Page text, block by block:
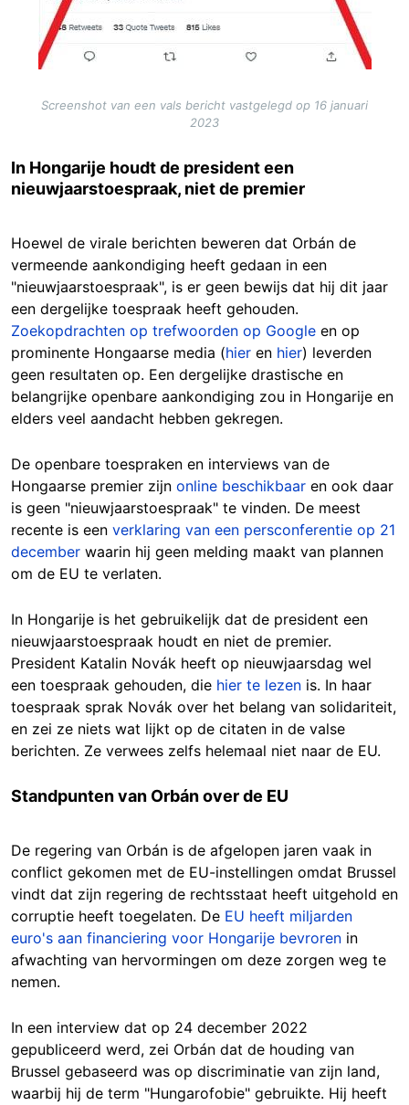
Screenshot van een vals bericht vastgelegd op 16 januari
2023
In Hongarije houdt de president een
nieuwjaarstoespraak, niet de premier
Hoewel de virale berichten beweren dat Orbán de
vermeende aankondiging heeft gedaan in een
"nieuwjaarstoespraak", is er geen bewijs dat hij dit jaar
een dergelijke toespraak heeft gehouden.
Zoekopdrachten op trefwoorden op Google en op
prominente Hongaarse media (hier en hier) leverden
geen resultaten op. Een dergelijke drastische en
belangrijke openbare aankondiging zou in Hongarije en
elders veel aandacht hebben gekregen.
De openbare toespraken en interviews van de
Hongaarse premier zijn online beschikbaar en ook daar
is geen "nieuwjaarstoespraak" te vinden. De meest
recente is een verklaring van een persconferentie op 21
december waarin hij geen melding maakt van plannen
om de EU te verlaten.
In Hongarije is het gebruikelijk dat de president een
nieuwjaarstoespraak houdt en niet de premier.
President Katalin Novák heeft op nieuwjaarsdag wel
een toespraak gehouden, die hier te lezen is. In haar
toespraak sprak Novák over het belang van solidariteit,
en zei ze niets wat lijkt op de citaten in de valse
berichten. Ze verwees zelfs helemaal niet naar de EU.
Standpunten van Orbán over de EU
De regering van Orbán is de afgelopen jaren vaak in
conflict gekomen met de EU-instellingen omdat Brussel
vindt dat zijn regering de rechtsstaat heeft uitgehold en
corruptie heeft toegelaten. De EU heeft miljarden
euro's aan financiering voor Hongarije bevroren in
afwachting van hervormingen om deze zorgen weg te
nemen.
In een interview dat op 24 december 2022
gepubliceerd werd, zei Orbán dat de houding van
Brussel gebaseerd was op discriminatie van zijn land,
waarbij hij de term "Hungarofobie" gebruikte. Hij heeft